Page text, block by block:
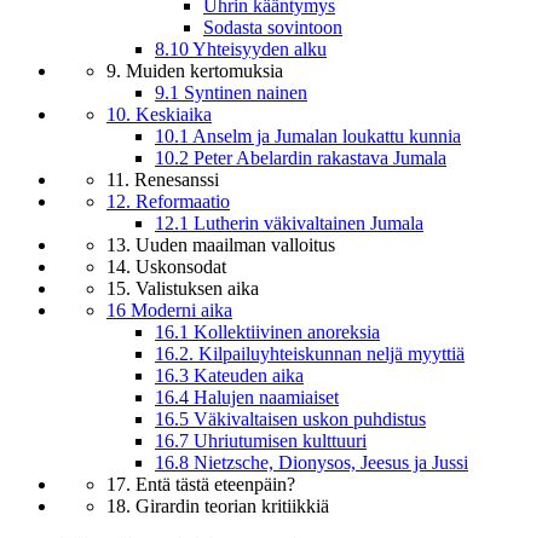
Uhrin kääntymys
Sodasta sovintoon
8.10 Yhteisyyden alku
9. Muiden kertomuksia
9.1 Syntinen nainen
10. Keskiaika
10.1 Anselm ja Jumalan loukattu kunnia
10.2 Peter Abelardin rakastava Jumala
11. Renesanssi
12. Reformaatio
12.1 Lutherin väkivaltainen Jumala
13. Uuden maailman valloitus
14. Uskonsodat
15. Valistuksen aika
16 Moderni aika
16.1 Kollektiivinen anoreksia
16.2. Kilpailuyhteiskunnan neljä myyttiä
16.3 Kateuden aika
16.4 Halujen naamiaiset
16.5 Väkivaltaisen uskon puhdistus
16.7 Uhriutumisen kulttuuri
16.8 Nietzsche, Dionysos, Jeesus ja Jussi
17. Entä tästä eteenpäin?
18. Girardin teorian kritiikkiä